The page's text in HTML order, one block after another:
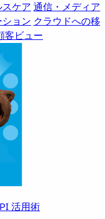
ケア 通信・メディア
ョン クラウドへの移
客ビュー
活用術